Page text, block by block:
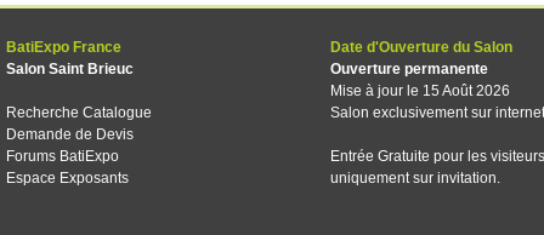
BatiExpo France
Salon Saint Brieuc
Recherche Catalogue
Demande de Devis
Forums BatiExpo
Espace Exposants
Date d'Ouverture du Salon
Ouverture permanente
Mise à jour le 15 Août 2026
Salon exclusivement sur internet
Entrée Gratuite pour les visiteurs
uniquement sur invitation.